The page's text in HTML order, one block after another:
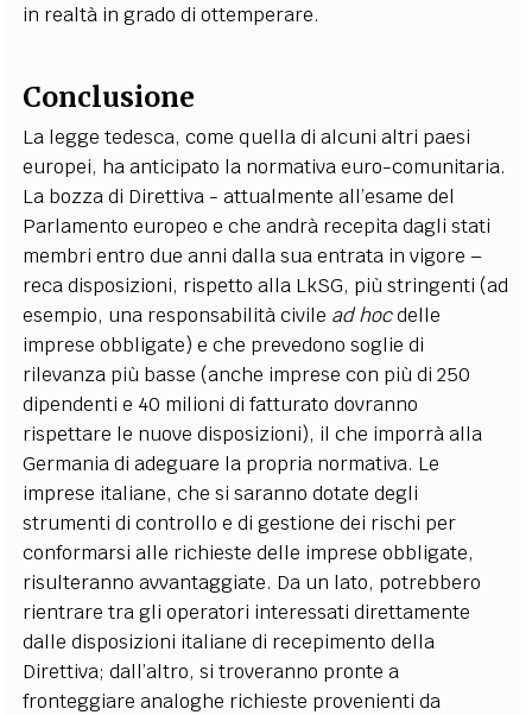
in realtà in grado di ottemperare.
Conclusione
La legge tedesca, come quella di alcuni altri paesi
europei, ha anticipato la normativa euro-comunitaria.
La bozza di Direttiva - attualmente all’esame del
Parlamento europeo e che andrà recepita dagli stati
membri entro due anni dalla sua entrata in vigore –
reca disposizioni, rispetto alla LkSG, più stringenti (ad
esempio, una responsabilità civile ad hocdelle
imprese obbligate) e che prevedono soglie di
rilevanza più basse (anche imprese con più di 250
dipendenti e 40 milioni di fatturato dovranno
rispettare le nuove disposizioni), il che imporrà alla
Germania di adeguare la propria normativa. Le
imprese italiane, che si saranno dotate degli
strumenti di controllo e di gestione dei rischi per
conformarsi alle richieste delle imprese obbligate,
risulteranno avvantaggiate. Da un lato, potrebbero
rientrare tra gli operatori interessati direttamente
dalle disposizioni italiane di recepimento della
Direttiva; dall’altro, si troveranno pronte a
fronteggiare analoghe richieste provenienti da